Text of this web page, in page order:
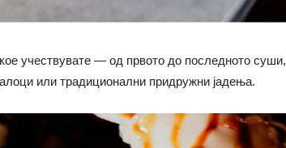
учествувате — од првото до последното суши,
или традиционални придружни јадења.